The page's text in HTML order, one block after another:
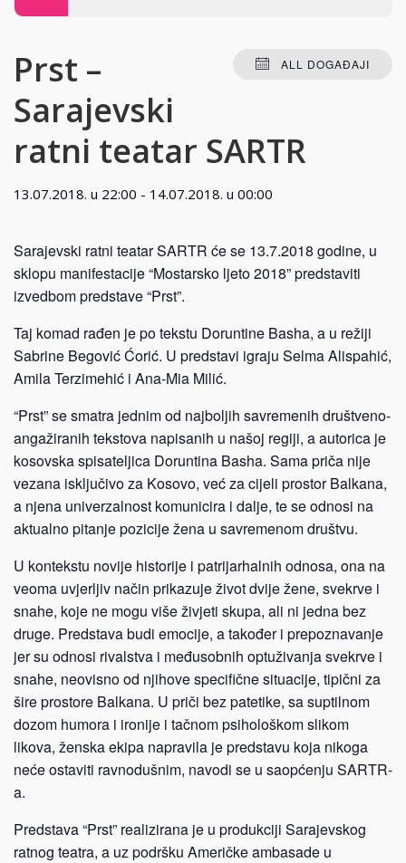
ALL DOGAĐAJI
Prst –
Sarajevski
ratni teatar SARTR
13.07.2018. u 22:00 - 14.07.2018. u 00:00
Sarajevski ratni teatar SARTR će se 13.7.2018 godine, u
sklopu manifestacije “Mostarsko ljeto 2018” predstaviti
izvedbom predstave “Prst”.
Taj komad rađen je po tekstu Doruntine Basha, a u režiji
Sabrine Begović Ćorić. U predstavi igraju Selma Alispahić,
Amila Terzimehić i Ana-Mia Milić.
“Prst” se smatra jednim od najboljih savremenih društveno-
angažiranih tekstova napisanih u našoj regiji, a autorica je
kosovska spisateljica Doruntina Basha. Sama priča nije
vezana isključivo za Kosovo, već za cijeli prostor Balkana,
a njena univerzalnost komunicira i dalje, te se odnosi na
aktualno pitanje pozicije žena u savremenom društvu.
U kontekstu novije historije i patrijarhalnih odnosa, ona na
veoma uvjerljiv način prikazuje život dvije žene, svekrve i
snahe, koje ne mogu više živjeti skupa, ali ni jedna bez
druge. Predstava budi emocije, a također i prepoznavanje
jer su odnosi rivalstva i međusobnih optuživanja svekrve i
snahe, neovisno od njihove specifične situacije, tipični za
šire prostore Balkana. U priči bez patetike, sa suptilnom
dozom humora i ironije i tačnom psihološkom slikom
likova, ženska ekipa napravila je predstavu koja nikoga
neće ostaviti ravnodušnim, navodi se u saopćenju SARTR-
a.
Predstava “Prst” realizirana je u produkciji Sarajevskog
ratnog teatra, a uz podršku Američke ambasade u